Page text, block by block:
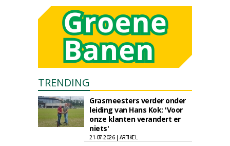
TRENDING
Grasmeesters verder onder
leiding van Hans Kok: 'Voor
onze klanten verandert er
niets'
21-07-2026 | ARTIKEL